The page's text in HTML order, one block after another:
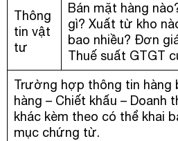
Thông
tin vật
tư
Bán mặt hàng
gì? Xuất từ kho
bao nhiều? Đơn
Thuế suất GTGT
Trường hợp thông tin hàng
hàng – Chiết khấu – Doanh
khác kèm theo có thể khai
mục chứng từ.